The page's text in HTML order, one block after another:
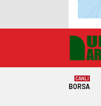
BORSA
CANLI